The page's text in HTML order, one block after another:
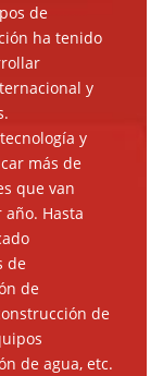
de
ha tenido
y
y
más de
que van
Hasta
de
de
de
de agua, etc.